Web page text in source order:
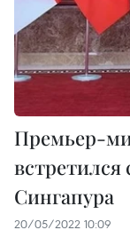
Премьер-
Сингапура
20/05/2022 10:09